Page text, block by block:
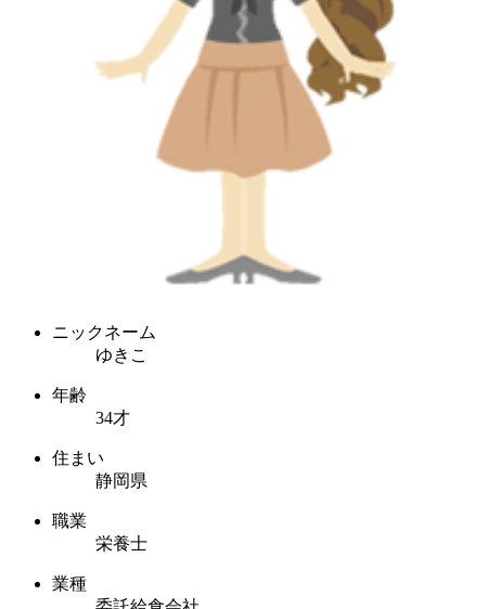
ニックネーム
ゆきこ
年齢
34才
住まい
静岡県
職業
栄養士
業種